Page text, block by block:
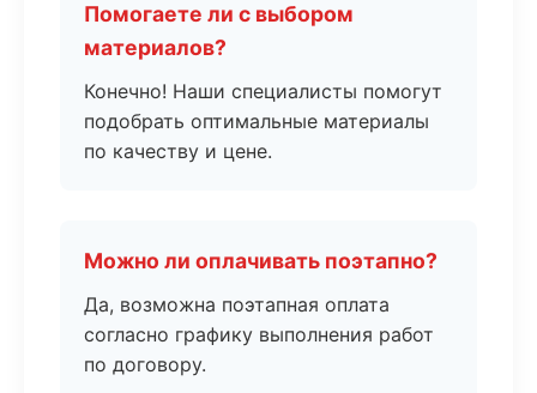
Помогаете ли с выбором
материалов?
Конечно! Наши специалисты помогут
подобрать оптимальные материалы
по качеству и цене.
Можно ли оплачивать поэтапно?
Да, возможна поэтапная оплата
согласно графику выполнения работ
по договору.